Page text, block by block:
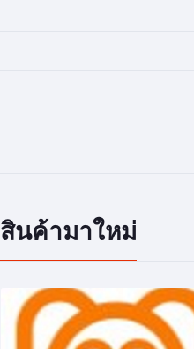
สินค้ามาใหม่